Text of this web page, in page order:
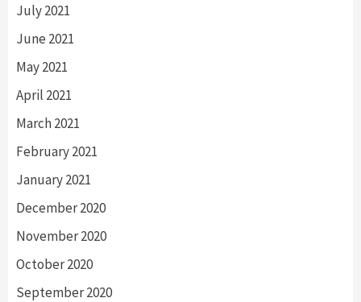
July 2021
June 2021
May 2021
April 2021
March 2021
February 2021
January 2021
December 2020
November 2020
October 2020
September 2020